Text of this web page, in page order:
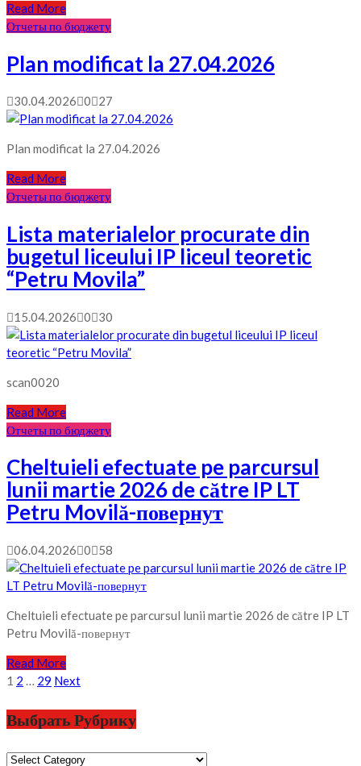
Read More
Отчеты по бюджету
Plan modificat la 27.04.2026
30.04.2026 0 27
Plan modificat la 27.04.2026
Read More
Отчеты по бюджету
Lista materialelor procurate din
bugetul liceului IP liceul teoretic
“Petru Movila”
15.04.2026 0 30
scan0020
Read More
Отчеты по бюджету
Cheltuieli efectuate pe parcursul
lunii martie 2026 de către IP LT
Petru Movilă-повернут
06.04.2026 0 58
Cheltuieli efectuate pe parcursul lunii martie 2026 de către IP LT
Petru Movilă-повернут
Read More
Posts
pagination
1 2 … 29 Next
Выбрать Рубрику
Выбрать